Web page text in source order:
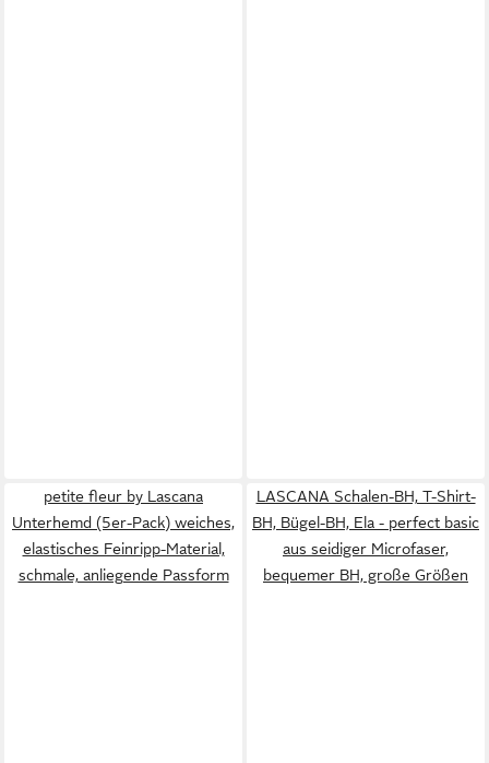
petite fleur by Lascana
Unterhemd (5er-Pack) weiches,
elastisches Feinripp-Material,
schmale, anliegende Passform
LASCANA Schalen-BH, T-Shirt-
BH, Bügel-BH, Ela - perfect basic
aus seidiger Microfaser,
bequemer BH, große Größen